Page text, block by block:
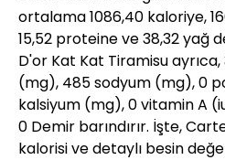
ortalama 1086,40 kaloriye,
15,52 proteine ve 38,32 yağ
D'or Kat Kat Tiramisu
(mg), 485 sodyum (mg), 0
kalsiyum (mg), 0 vitamin A
0 Demir barındırır. İşte,
kalorisi ve detaylı besin